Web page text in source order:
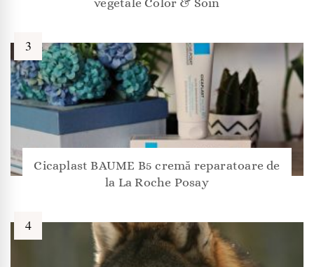
Cicaplast BAUME B5 cremă reparatoare de
la La Roche Posay